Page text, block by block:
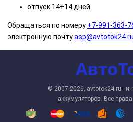
отпуск 14+14 дней
Обращаться по номеру +7-991-363-
электронную почтуasp@avtotok24.ru
© 2007-2026, avtotok24.ru -
аккумуляторов. Все